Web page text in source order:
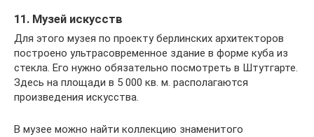
11. Музей искусств
Для этого музея по проекту берлинских архитекторов
построено ультрасовременное здание в форме куба из
стекла. Его нужно обязательно посмотреть в Штутгарте.
Здесь на площади в 5 000 кв. м. располагаются
произведения искусства.
В музее можно найти коллекцию знаменитого